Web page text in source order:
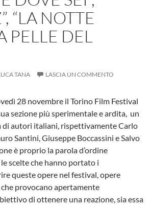
“LA NOTTE
PELLE DEL
TANA LASCIA UN COMMENTO
28 novembre il Torino Film Festival
sezione più sperimentale e ardita, un
autori italiani, rispettivamente Carlo
Santini, Giuseppe Boccassini e Salvo
è proprio la parola d’ordine
scelte che hanno portato i
queste opere nel festival, opere
provocano apertamente
di ottenere una reazione, sia essa